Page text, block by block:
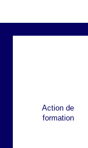
La Fosse
Action de
formation